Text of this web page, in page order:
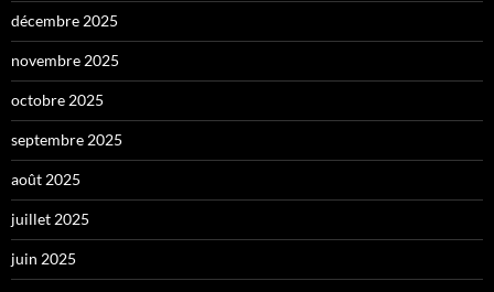
décembre 2025
novembre 2025
octobre 2025
septembre 2025
août 2025
juillet 2025
juin 2025